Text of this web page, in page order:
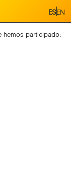
ES EN
ES EN
hemos participado: